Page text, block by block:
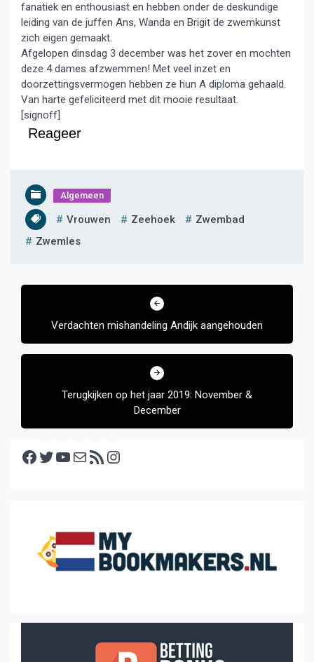
fanatiek en enthousiast en hebben onder de deskundige
leiding van de juffen Ans, Wanda en Brigit de zwemkunst
zich eigen gemaakt.
Afgelopen dinsdag 3 december was het zover en mochten
deze 4 dames afzwemmen! Met veel inzet en
doorzettingsvermogen hebben ze hun A diploma gehaald.
Van harte gefeliciteerd met dit mooie resultaat.
[signoff]
Reageer
Algemeen
Vrouwen Zeehoek
Zwembad
Zwemles
Bericht
Verdachten mishandeling Andijk aangehouden
Terugkijken op het jaar 2019: November &
December
Facebook Twitter YouTube E-mail RSS feed